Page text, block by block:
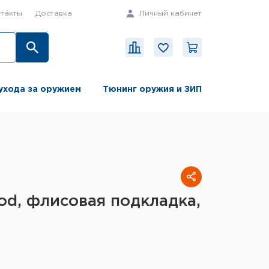
Доставка Личный кабинет
за оружием Тюнинг оружия и ЗИП
флисовая подкладка,